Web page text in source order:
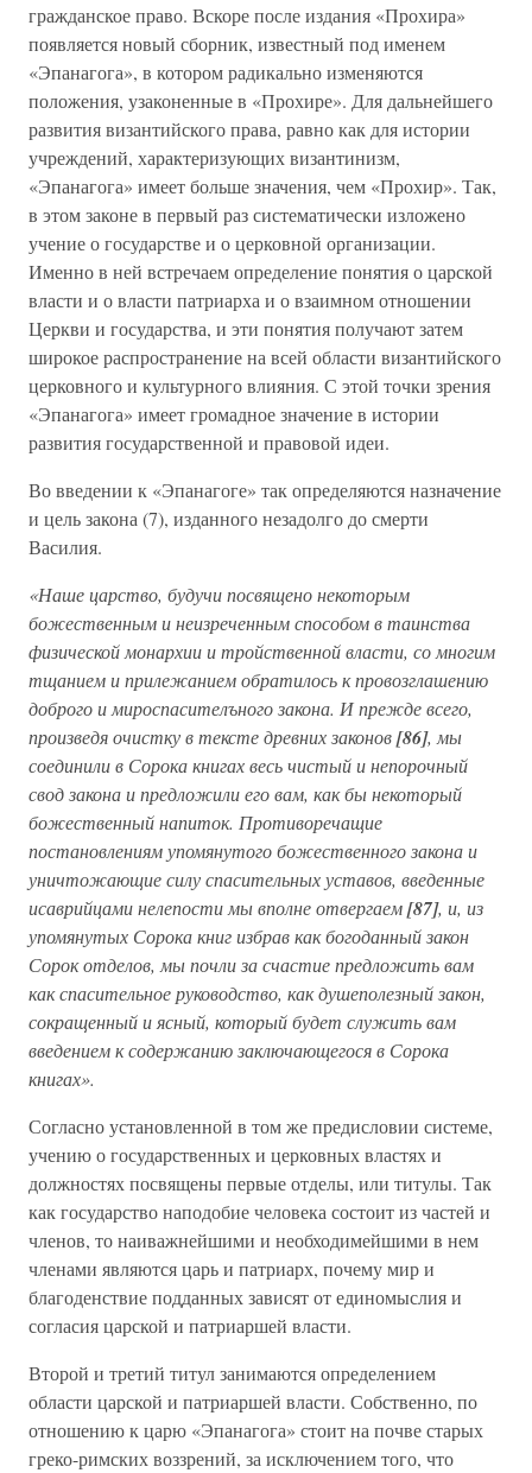
гражданское право. Вскоре после издания «Прохира»
появляется новый сборник, известный под именем
«Эпанагога», в котором радикально изменяются
положения, узаконенные в «Прохире». Для дальнейшего
развития византийского права, равно как для истории
учреждений, характеризующих византинизм,
«Эпанагога» имеет больше значения, чем «Прохир». Так,
в этом законе в первый раз систематически изложено
учение о государстве и о церковной организации.
Именно в ней встречаем определение понятия о царской
власти и о власти патриарха и о взаимном отношении
Церкви и государства, и эти понятия получают затем
широкое распространение на всей области византийского
церковного и культурного влияния. С этой точки зрения
«Эпанагога» имеет громадное значение в истории
развития государственной и правовой идеи.
Во введении к «Эпанагоге» так определяются назначение
и цель закона (7), изданного незадолго до смерти
Василия.
«Наше царство, будучи посвящено некоторым
божественным и неизреченным способом в таинства
физической монархии и тройственной власти, со многим
тщанием и прилежанием обратилось к провозглашению
доброго и мироспасителъного закона. И прежде всего,
произведя очистку в тексте древних законов[86], мы
соединили в Сорока книгах весь чистый и непорочный
свод закона и предложили его вам, как бы некоторый
божественный напиток. Противоречащие
постановлениям упомянутого божественного закона и
уничтожающие силу спасительных уставов, введенные
исаврийцами нелепости мы вполне отвергаем[87], и, из
упомянутых Сорока книг избрав как богоданный закон
Сорок отделов, мы почли за счастие предложить вам
как спасительное руководство, как душеполезный закон,
сокращенный и ясный, который будет служить вам
введением к содержанию заключающегося в Сорока
книгах».
Согласно установленной в том же предисловии системе,
учению о государственных и церковных властях и
должностях посвящены первые отделы, или титулы. Так
как государство наподобие человека состоит из частей и
членов, то наиважнейшими и необходимейшими в нем
членами являются царь и патриарх, почему мир и
благоденствие подданных зависят от единомыслия и
согласия царской и патриаршей власти.
Второй и третий титул занимаются определением
области царской и патриаршей власти. Собственно, по
отношению к царю «Эпанагога» стоит на почве старых
греко-римских воззрений, за исключением того, что